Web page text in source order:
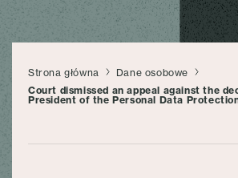
Strona główna
Dane osobowe
Court dismissed an appeal against the
President of the Personal Data